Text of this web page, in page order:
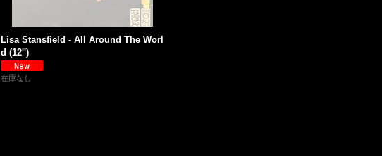
Lisa Stansfield - All Around The Worl
d (12'')
在庫なし